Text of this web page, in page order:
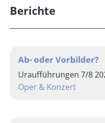
Berichte
Ab- oder Vorbilder?
Uraufführungen 7/8
Oper & Konzert